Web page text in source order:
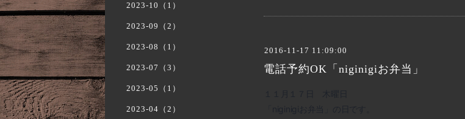
2016-11-17 11:09:00
電話予約OK「niginigiお弁当」
2023-10（1）
2023-09（2）
2023-08（1）
2023-07（3）
2023-05（1）
2023-04（2）